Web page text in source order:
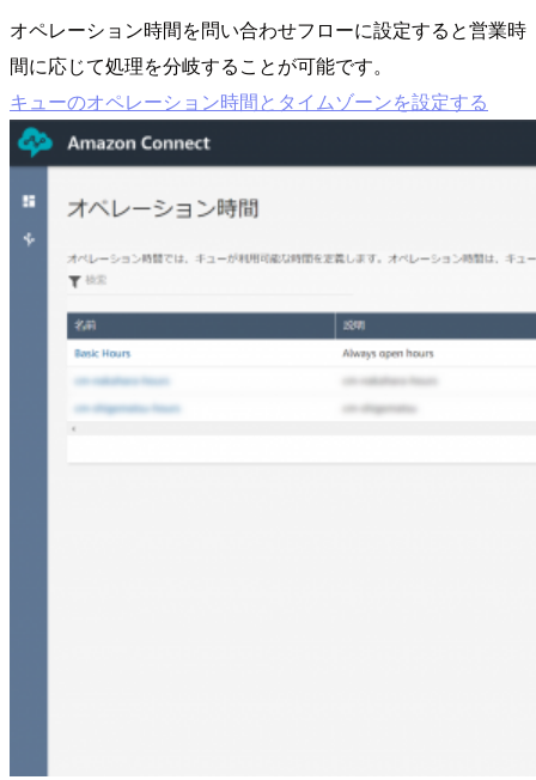
オペレーション時間を問い合わせフローに設定すると営業時
間に応じて処理を分岐することが可能です。
キューのオペレーション時間とタイムゾーンを設定する